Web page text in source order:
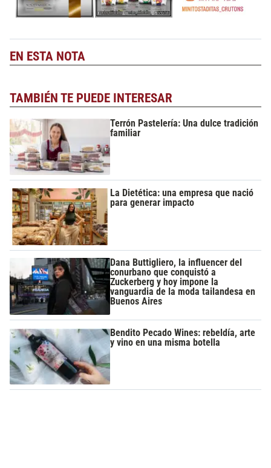
EN ESTA NOTA
TAMBIÉN TE PUEDE INTERESAR
Terrón Pastelería: Una dulce tradición
familiar
La Dietética: una empresa que nació
para generar impacto
Dana Buttigliero, la influencer del
conurbano que conquistó a
Zuckerberg y hoy impone la
vanguardia de la moda tailandesa en
Buenos Aires
Bendito Pecado Wines: rebeldía, arte
y vino en una misma botella